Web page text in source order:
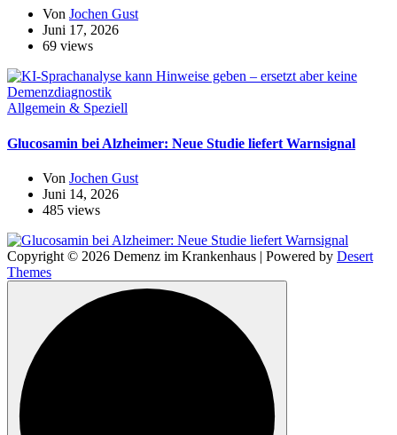
Von Jochen Gust
Juni 17, 2026
69 views
Allgemein & Speziell
Glucosamin bei Alzheimer: Neue Studie liefert Warnsignal
Von Jochen Gust
Juni 14, 2026
485 views
Copyright © 2026 Demenz im Krankenhaus | Powered by Desert
Themes